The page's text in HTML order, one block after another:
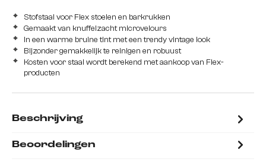
Stofstaal voor Flex stoelen en barkrukken
Gemaakt van knuffelzacht microvelours
In een warme bruine tint met een trendy vintage look
Bijzonder gemakkelijk te reinigen en robuust
Kosten voor staal wordt berekend met aankoop van Flex-
producten
Beschrijving
Beoordelingen